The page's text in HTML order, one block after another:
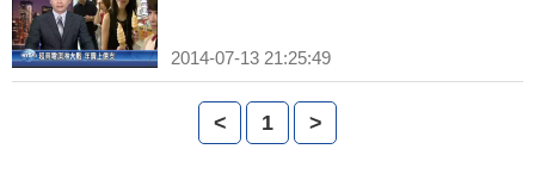
2014-07-13 21:25:49
< 1 >